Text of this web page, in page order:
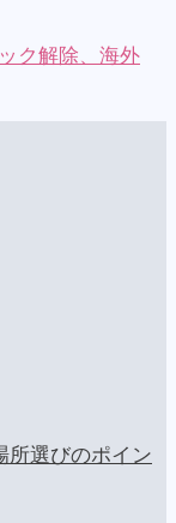
ク解除、海外
所選びのポイン